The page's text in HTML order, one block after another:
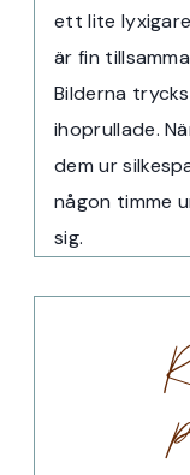
ett lite
är fin
Bilderna
ihoprullade.
dem ur
någon timme
sig.